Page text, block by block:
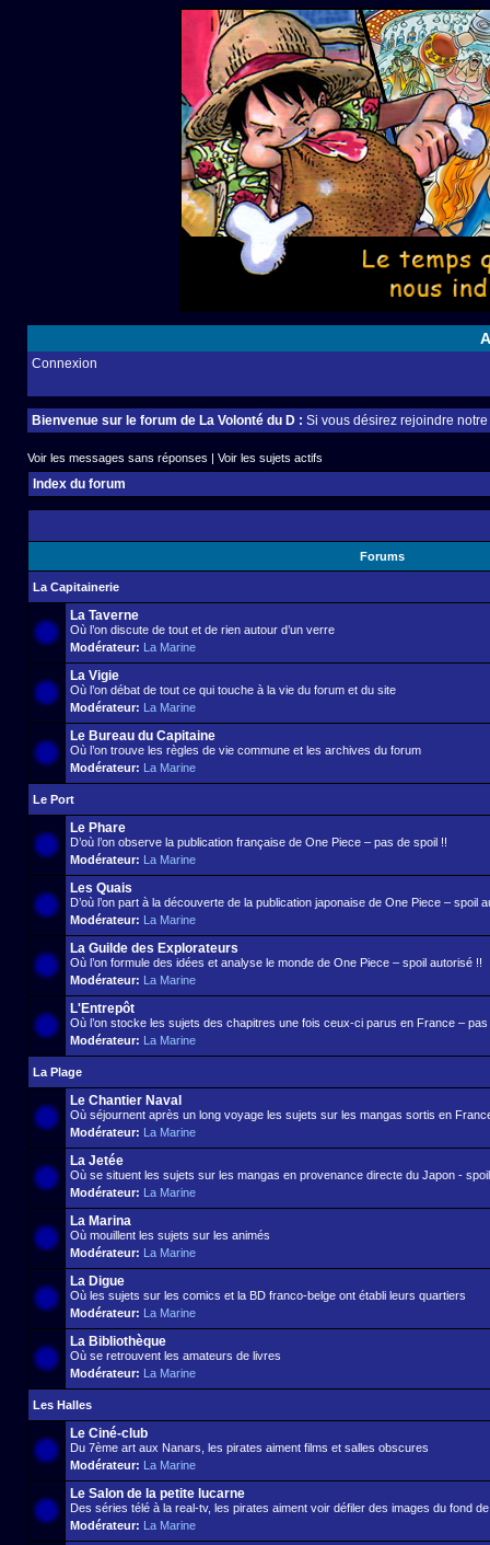
Connexion
Bienvenue sur le forum de La Volonté du D : Si vous désirez rejoindre
Voir les messages sans réponses | Voir les sujets actifs
Index du forum
Forums
La Capitainerie
La Taverne
Où l’on discute de tout et de rien autour d’un verre
Modérateur: La Marine
La Vigie
Où l’on débat de tout ce qui touche à la vie du forum et du site
Modérateur: La Marine
Le Bureau du Capitaine
Où l’on trouve les règles de vie commune et les archives du forum
Modérateur: La Marine
Le Port
Le Phare
D’où l’on observe la publication française de One Piece – pas de spoil !!
Modérateur: La Marine
Les Quais
D’où l’on part à la découverte de la publication japonaise de One Piece – spoil
Modérateur: La Marine
La Guilde des Explorateurs
Où l’on formule des idées et analyse le monde de One Piece – spoil autorisé !!
Modérateur: La Marine
L'Entrepôt
Où l’on stocke les sujets des chapitres une fois ceux-ci parus en France – pas
Modérateur: La Marine
La Plage
Le Chantier Naval
Où séjournent après un long voyage les sujets sur les mangas sortis en
Modérateur: La Marine
La Jetée
Où se situent les sujets sur les mangas en provenance directe du Japon -
Modérateur: La Marine
La Marina
Où mouillent les sujets sur les animés
Modérateur: La Marine
La Digue
Où les sujets sur les comics et la BD franco-belge ont établi leurs quartiers
Modérateur: La Marine
La Bibliothèque
Où se retrouvent les amateurs de livres
Modérateur: La Marine
Les Halles
Le Ciné-club
Du 7ème art aux Nanars, les pirates aiment films et salles obscures
Modérateur: La Marine
Le Salon de la petite lucarne
Des séries télé à la real-tv, les pirates aiment voir défiler des images du fond
Modérateur: La Marine